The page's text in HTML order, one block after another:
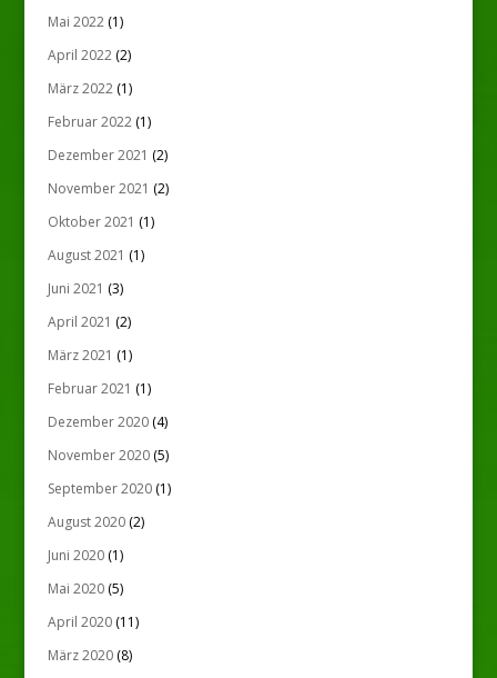
Mai 2022(1)
April 2022(2)
März 2022(1)
Februar 2022(1)
Dezember 2021 (2)
November 2021 (2)
Oktober 2021 (1)
August 2021 (1)
Juni 2021 (3)
April 2021 (2)
März 2021 (1)
Februar 2021 (1)
Dezember 2020(4)
November 2020(5)
September 2020(1)
August 2020(2)
Juni 2020(1)
Mai 2020(5)
April 2020(11)
März 2020(8)